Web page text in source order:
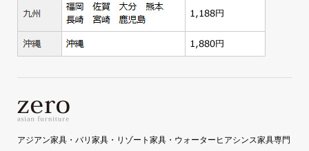
アジアン家具・バリ家具・リゾート家具・ウォーターヒアシンス家具専門